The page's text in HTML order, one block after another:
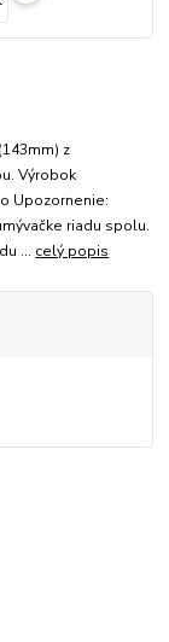
z
Výrobok
Upozornenie:
riadu spolu.
... celý popis